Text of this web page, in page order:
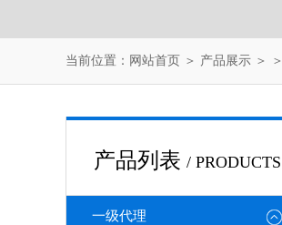
当前位置： 网站首页 ＞ 产品展示 ＞ ＞
产品列表 / PRODUCTS
一级代理